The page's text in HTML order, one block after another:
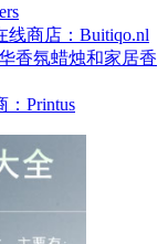
商店：Buitiqo.nl
香氛蜡烛和家居香
Printus